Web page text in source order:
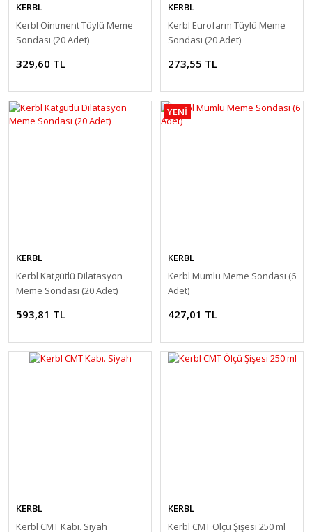
KERBL
Kerbl Ointment Tüylü Meme
Sondası (20 Adet)
329,60 TL
KERBL
Kerbl Eurofarm Tüylü Meme
Sondası (20 Adet)
273,55 TL
KERBL
Kerbl Katgütlü Dilatasyon
Meme Sondası (20 Adet)
593,81 TL
YENİ
KERBL
Kerbl Mumlu Meme Sondası (6
Adet)
427,01 TL
KERBL
Kerbl CMT Kabı. Siyah
KERBL
Kerbl CMT Ölçü Şişesi 250 ml